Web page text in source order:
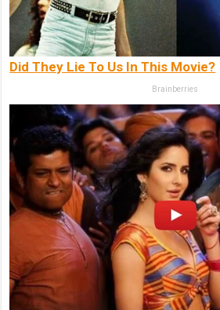
Did They Lie To Us In This Movie?
Brainberries